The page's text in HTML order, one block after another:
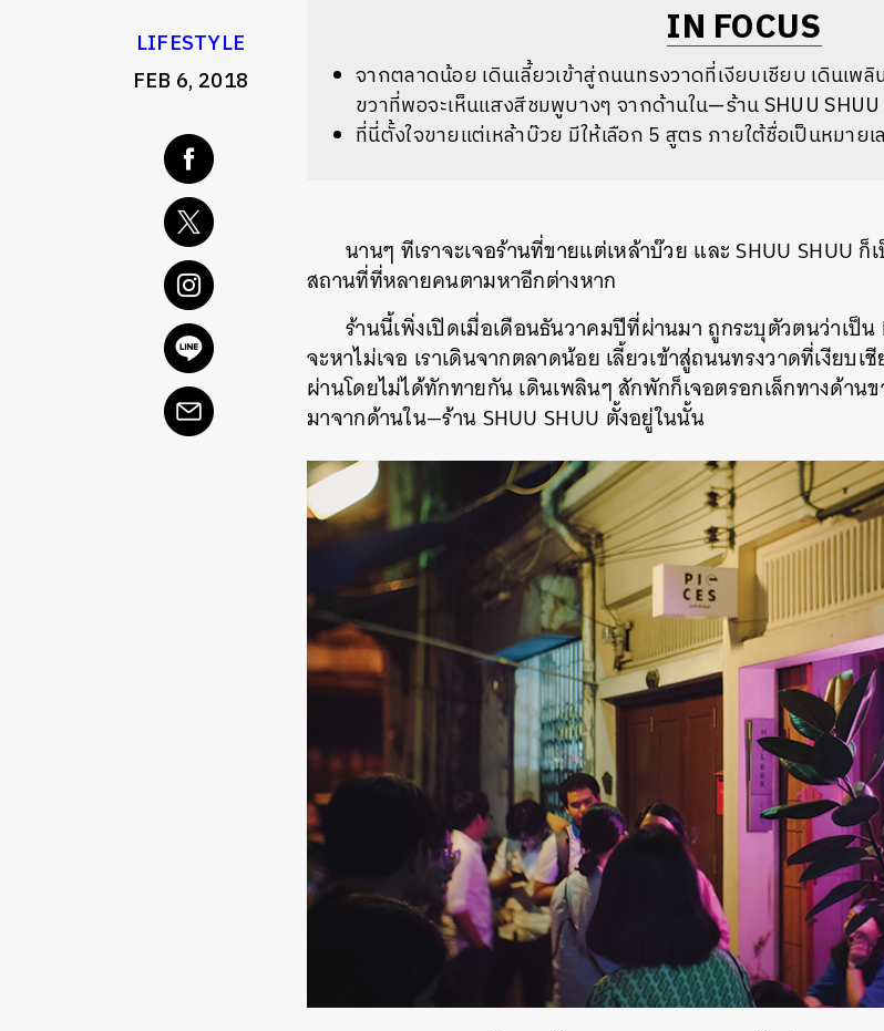
LIFESTYLE
FEB 6, 2018
IN FOCUS
จากตลาดน้อย เดินเลี้ยวเข้าสู่ถนนทรงวาดที่เงียบเชียบ เดินเพ
ขวาที่พอจะเห็นแสงสีชมพูบางๆ จากด้านใน—ร้าน SHUU
ที่นี่ตั้งใจขายแต่เหล้าบ๊วย มีให้เลือก 5 สูตร ภายใต้ชื่อเป็นหมาย
นานๆ ทีเราจะเจอร้านที่ขายแต่เหล้าบ๊วย และ SHUU SHUU
สถานที่ที่หลายคนตามหาอีกต่างหาก
ร้านนี้เพิ่งเปิดเมื่อเดือนธันวาคมปีที่ผ่านมา ถูกระบุตัวตนว่าเป็
จะหาไม่เจอ เราเดินจากตลาดน้อย เลี้ยวเข้าสู่ถนนทรงวาดที่เงีย
ผ่านโดยไม่ได้ทักทายกัน เดินเพลินๆ สักพักก็เจอตรอกเล็กทางด้า
มาจากด้านใน—ร้าน SHUU SHUU ตั้งอยู่ในนั้น